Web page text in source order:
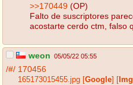
>>170449 (OP)
Falto de suscriptores
acostarte cerdo ctm, falso
weon 05/05/22 05:55
/#/ 170456
165173015455.jpg Google